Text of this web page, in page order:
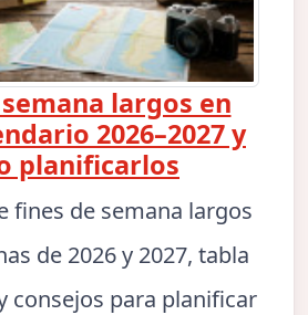
largos en
2026–2027 y
planificarlos
fines de semana largos
de 2026 y 2027, tabla
consejos para planificar